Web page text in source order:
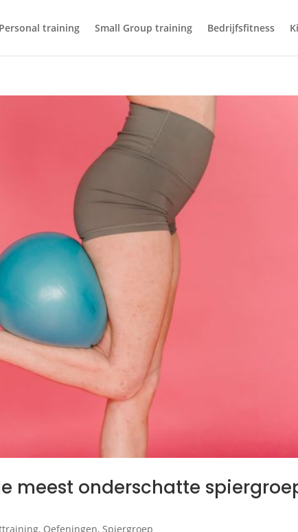
Personal training Small Group training Bedrijfsfitness
meest onderschatte
, Oefeningen,Spiergroep